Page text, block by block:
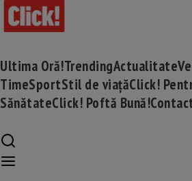
Ultima Oră!TrendingActualitate
TimeSportStil de viațăClick!
SănătateClick! Poftă Bună!